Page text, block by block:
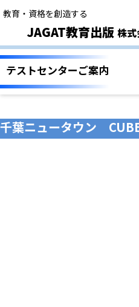
教育・資格を創造する
JAGAT教育出版 株
テストセンターご案内
千葉ニュータウン